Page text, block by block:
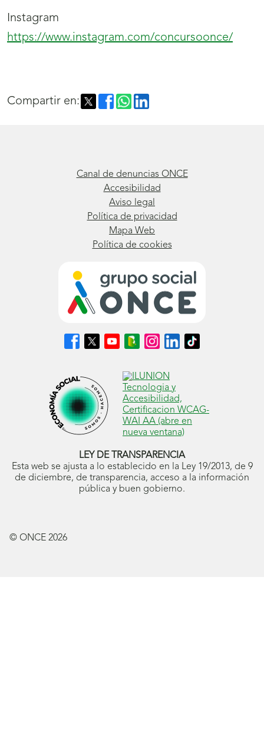
Instagram
https://www.instagram.com/concursoonce/
Compartir en:
Canal de denuncias ONCE
Accesibilidad
Aviso legal
Política de privacidad
Mapa Web
Política de cookies
Síguenos
en
abrirá
en
ventana
nueva)
Síguenos
en
abrirá
en
ventana
nueva)
Síguenos
en
abrirá
en
ventana
nueva)
Síguenos
en
Blog
ONCE
(se
abrirá
en
ventana
nueva)
Síguenos
en
(se
abrirá
en
ventana
nueva)
Síguenos
en
(se
abrirá
en
ventana
nueva)
Síguenos
en
ventana
nueva)
LEY DE TRANSPARENCIA
Esta web se ajusta a lo establecido en la Ley 19/2013, de 9
de diciembre, de transparencia, acceso a la información
pública y buen gobierno.
© ONCE 2026